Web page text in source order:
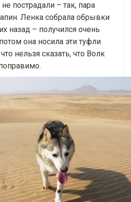
пострадали – так, пара
Ленка собрала обрывки
назад – получился очень
она носила эти туфли
нельзя сказать, что Волк